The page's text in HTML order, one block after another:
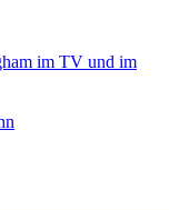
im TV und im